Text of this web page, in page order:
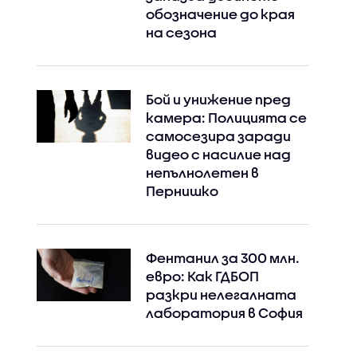
обозначение до края
на сезона
Бой и унижение пред
камера: Полицията се
самосезира заради
видео с насилие над
непълнолетен в
Пернишко
Фентанил за 300 млн.
евро: Как ГДБОП
разкри нелегалната
лаборатория в София